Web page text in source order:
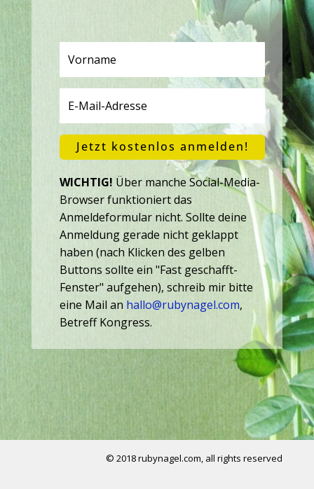
Jetzt kostenlos anmelden!
WICHTIG! Über manche Social-Media-
Browser funktioniert das
Anmeldeformular nicht. Sollte deine
Anmeldung gerade nicht geklappt
haben (nach Klicken des gelben
Buttons sollte ein "Fast geschafft-
Fenster" aufgehen), schreib mir bitte
eine Mail an hallo@rubynagel.com,
Betreff Kongress.
© 2018 rubynagel.com, all rights reserved